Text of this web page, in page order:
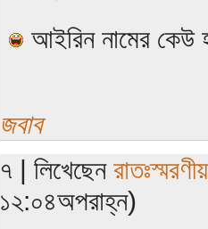
আইরিন নামের
জবাব
৭ | লিখেছেন রাতঃস্মরণীয়
১২:০৪অপরাহ্ন)